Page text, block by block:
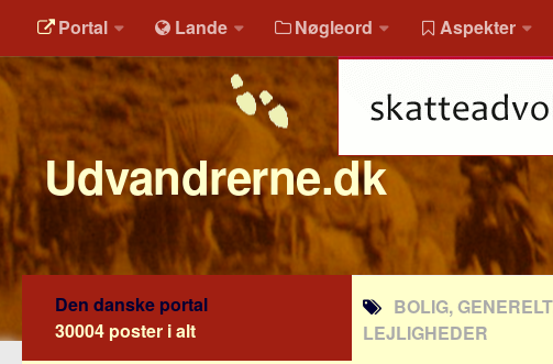
Portal Lande Nøgleord Aspekter
Udvandrerne.dk
BOLIG,
LEJLIGHEDER
Den danske portal
30004 poster i alt